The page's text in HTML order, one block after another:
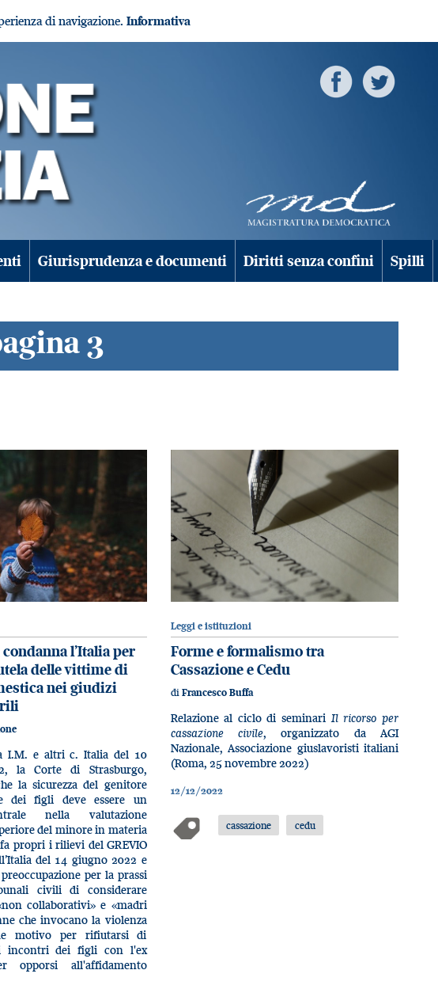
di navigazione. Informativa
Giurisprudenza e documenti Diritti senza confini Spilli
3
condanna l’Italia per
delle vittime di
nei giudizi
I.M. e altri c. Italia del 10
la Corte di Strasburgo,
la sicurezza del genitore
dei figli deve essere un
nella valutazione
del minore in materia
propri i rilievi del GREVIO
del 14 giugno 2022 e
per la prassi
civili di considerare
collaborativi» e «madri
che invocano la violenza
motivo per rifiutarsi di
incontri dei figli con l'ex
opporsi all'affidamento
Leggi e istituzioni
Forme e formalismo tra
Cassazione e Cedu
di Francesco Buffa
Relazione al ciclo di seminariIl ricorso per
cassazione civile, organizzato da AGI
Nazionale, Associazione giuslavoristi italiani
(Roma, 25 novembre 2022)
12/12/2022
cassazione cedu